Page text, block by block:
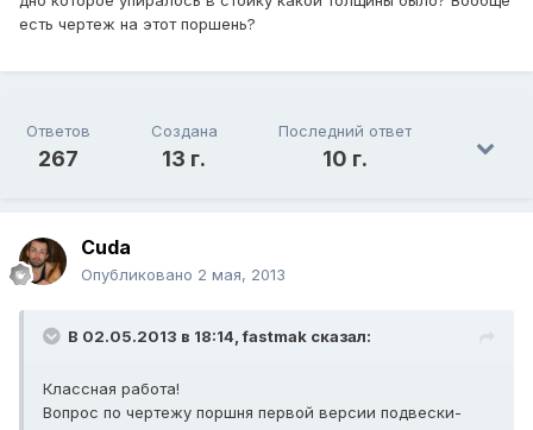
есть чертеж на этот поршень?
Ответов
267
Создана
13 г.
Последний ответ
10 г.
Cuda
Опубликовано 2 мая, 2013
В 02.05.2013 в 18:14, fastmak сказал:
Классная работа!
Вопрос по чертежу поршня первой версии подвески-